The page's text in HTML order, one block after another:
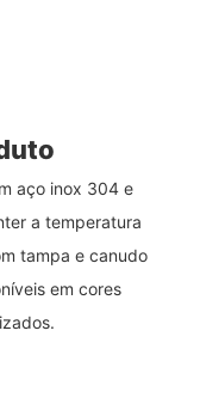
aço inox 304 e
a temperatura
tampa e canudo
em cores